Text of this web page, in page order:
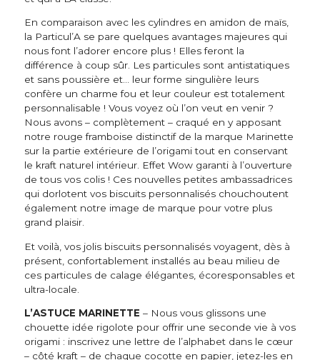
En comparaison avec les cylindres en amidon de maïs,
la Particul’A se pare quelques avantages majeures qui
nous font l’adorer encore plus ! Elles feront la
différence à coup sûr. Les particules sont antistatiques
et sans poussière et… leur forme singulière leurs
confère un charme fou et leur couleur est totalement
personnalisable ! Vous voyez où l’on veut en venir ?
Nous avons – complètement – craqué en y apposant
notre rouge framboise distinctif de la marque Marinette
sur la partie extérieure de l’origami tout en conservant
le kraft naturel intérieur. Effet Wow garanti à l’ouverture
de tous vos colis ! Ces nouvelles petites ambassadrices
qui dorlotent vos biscuits personnalisés chouchoutent
également notre image de marque pour votre plus
grand plaisir.
Et voilà, vos jolis biscuits personnalisés voyagent, dès à
présent, confortablement installés au beau milieu de
ces particules de calage élégantes, écoresponsables et
ultra-locale.
L’ASTUCE MARINETTE – Nous vous glissons une
chouette idée rigolote pour offrir une seconde vie à vos
origami : inscrivez une lettre de l’alphabet dans le cœur
– côté kraft – de chaque cocotte en papier, jetez-les en